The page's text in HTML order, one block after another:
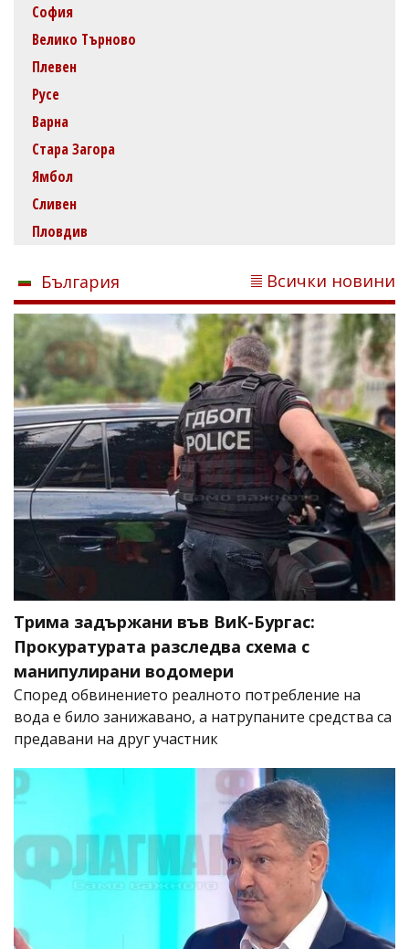
София
Велико Търново
Плевен
Русе
Варна
Стара Загора
Ямбол
Сливен
Пловдив
България Всички новини
Трима задържани във ВиК-Бургас:
Прокуратурата разследва схема с
манипулирани водомери
Според обвинението реалното потребление на
вода е било занижавано, а натрупаните средства са
предавани на друг участник